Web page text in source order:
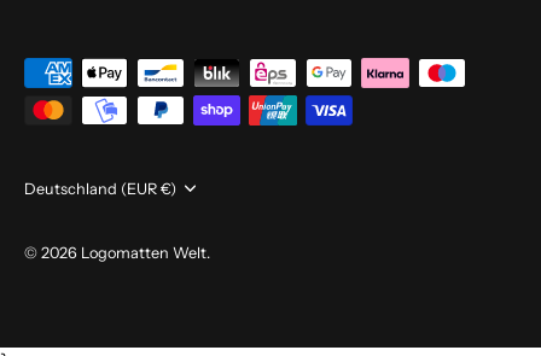
Währung
Deutschland (EUR €)
© 2026 Logomatten Welt.